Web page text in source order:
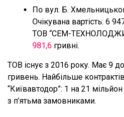
По вул. Б.
Очікувана вартість: 6
ТОВ “СЕМ-
981,6 гривні.
ТОВ існує з 2016 року. Має 9
гривень. Найбільше
“Київавтодор”: 1 на 21
з п’ятьма замовниками.